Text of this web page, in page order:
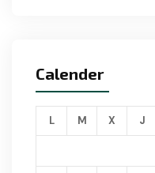
Calender
L M X J